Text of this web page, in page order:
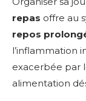
repas offre au
repos
l’inflammation
exacerbée par
alimentation